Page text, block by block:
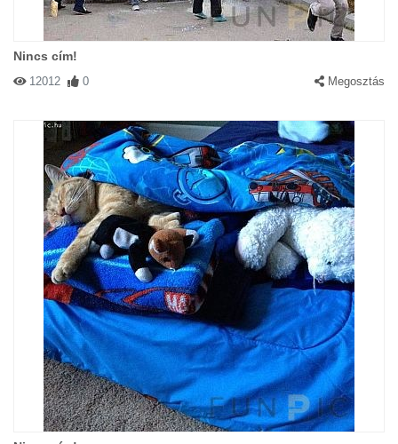
Nincs cím!
12012 0 Megosztás